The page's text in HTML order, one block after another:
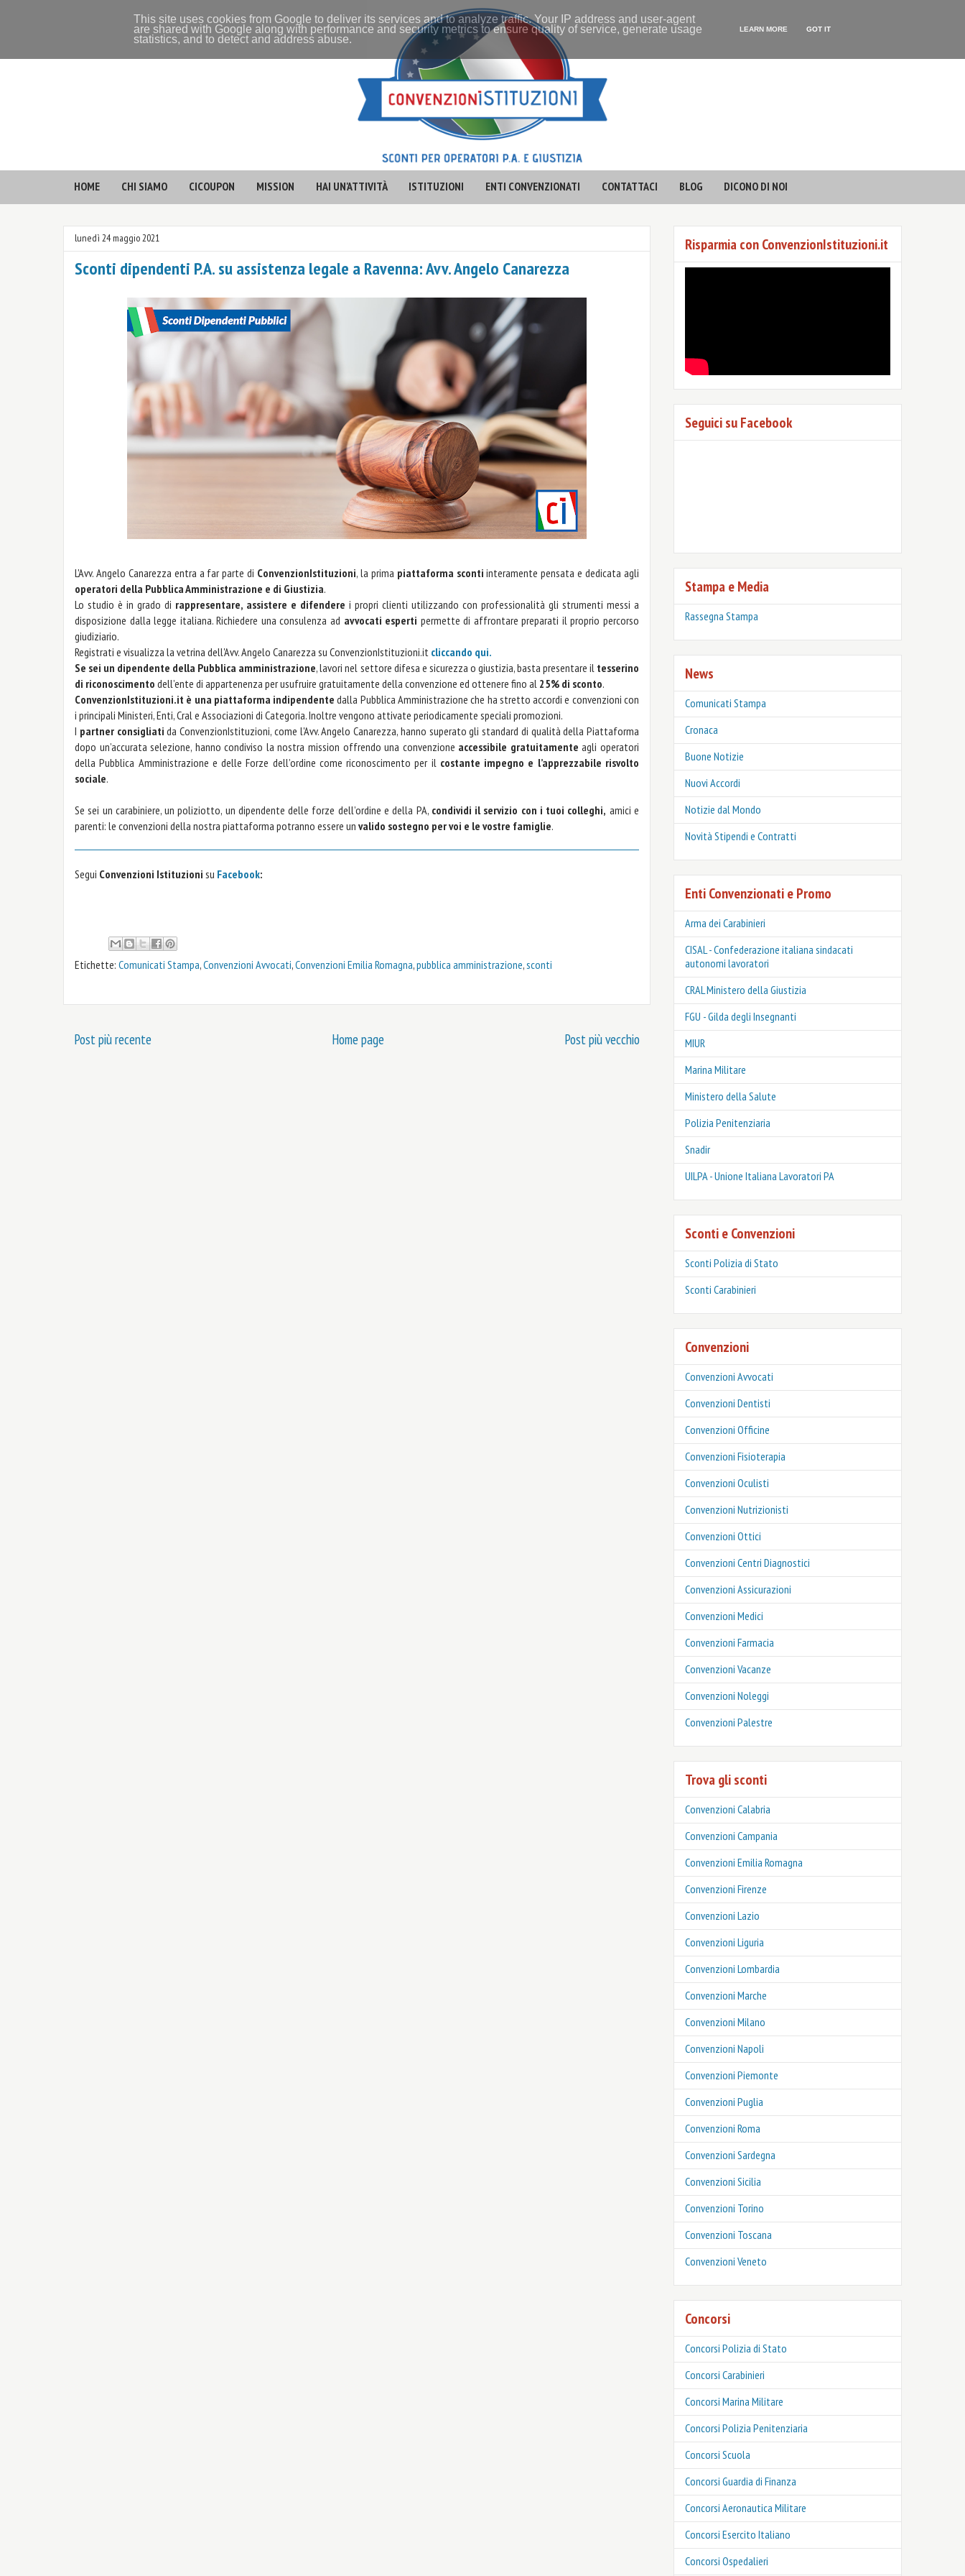
HOME CHI SIAMO CICOUPON MISSION HAI UN'ATTIVITÀ ISTITUZIONI ENTI CONVENZIONATI CONTATTACI BLOG DICONO DI NOI
lunedì 24 maggio 2021
Sconti dipendenti P.A. su assistenza legale a Ravenna: Avv. Angelo Canarezza
L'Avv. Angelo Canarezza entra a far parte di ConvenzionIstituzioni, la prima piattaforma scontiinteramente pensata e dedicata agli
operatori della Pubblica Amministrazione e di Giustizia.
Lo studio è in grado di rappresentare, assistere e difendere i propri clienti utilizzando con professionalità gli strumenti messi a
disposizione dalla legge italiana. Richiedere una consulenza ad avvocati esperti permette di affrontare preparati il proprio percorso
giudiziario.
Registrati e visualizza la vetrina dell'Avv. Angelo Canarezza su ConvenzionIstituzioni.it cliccando qui.
Se sei un dipendente della Pubblica amministrazione, lavori nel settore difesa e sicurezza o giustizia, basta presentare il tesserino
di riconoscimento dell’ente di appartenenza per usufruire gratuitamente della convenzione ed ottenere fino al 25% di sconto.
ConvenzionIstituzioni.it è una piattaforma indipendente dalla Pubblica Amministrazione che ha stretto accordi e convenzioni con
i principali Ministeri, Enti, Cral e Associazioni di Categoria. Inoltre vengono attivate periodicamente speciali promozioni.
I partner consigliati da ConvenzionIstituzioni, come l'Avv. Angelo Canarezza, hanno superato gli standard di qualità della Piattaforma
dopo un’accurata selezione, hanno condiviso la nostra mission offrendo una convenzione accessibile gratuitamente agli operatori
della Pubblica Amministrazione e delle Forze dell’ordine come riconoscimento per il costante impegno e l’apprezzabile risvolto
sociale.
Se sei un carabiniere, un poliziotto, un dipendente delle forze dell’ordine e della PA, condividi il servizio con i tuoi colleghi, amici e
parenti: le convenzioni della nostra piattaforma potranno essere un valido sostegno per voi e le vostre famiglie.
Segui Convenzioni Istituzioni su Facebook:
Etichette: Comunicati Stampa,Convenzioni Avvocati,Convenzioni Emilia Romagna,pubblica amministrazione,sconti
Post più recente Post più vecchio
Home page
Risparmia con ConvenzionIstituzioni.it
Seguici su Facebook
Stampa e Media
Rassegna Stampa
News
Comunicati Stampa
Cronaca
Buone Notizie
Nuovi Accordi
Notizie dal Mondo
Novità Stipendi e Contratti
Enti Convenzionati e Promo
Arma dei Carabinieri
CISAL - Confederazione italiana sindacati
autonomi lavoratori
CRAL Ministero della Giustizia
FGU - Gilda degli Insegnanti
MIUR
Marina Militare
Ministero della Salute
Polizia Penitenziaria
Snadir
UILPA - Unione Italiana Lavoratori PA
Sconti e Convenzioni
Sconti Polizia di Stato
‎Sconti Carabinieri
Convenzioni
Convenzioni Avvocati
Convenzioni Dentisti
Convenzioni Officine
Convenzioni Fisioterapia
Convenzioni Oculisti
Convenzioni Nutrizionisti
Convenzioni Ottici
Convenzioni Centri Diagnostici
Convenzioni Assicurazioni
Convenzioni Medici
Convenzioni Farmacia
Convenzioni Vacanze
Convenzioni Noleggi
Convenzioni Palestre
Trova gli sconti
Convenzioni Calabria
Convenzioni Campania
Convenzioni Emilia Romagna
Convenzioni Firenze
Convenzioni Lazio
Convenzioni Liguria
Convenzioni Lombardia
Convenzioni Marche
Convenzioni Milano
Convenzioni Napoli
Convenzioni Piemonte
Convenzioni Puglia
Convenzioni Roma
Convenzioni Sardegna
Convenzioni Sicilia
Convenzioni Torino
Convenzioni Toscana
Convenzioni Veneto
Concorsi
Concorsi Polizia di Stato
Concorsi Carabinieri
Concorsi Marina Militare
Concorsi Polizia Penitenziaria
Concorsi Scuola
Concorsi Guardia di Finanza
Concorsi Aeronautica Militare
Concorsi Esercito Italiano
Concorsi Ospedalieri
This site uses cookies from Google to deliver its services and to analyze traffic. Your IP address and user-agent
are shared with Google along with performance and security metrics to ensure quality of service, generate usage
statistics, and to detect and address abuse.
LEARN MORE GOT IT